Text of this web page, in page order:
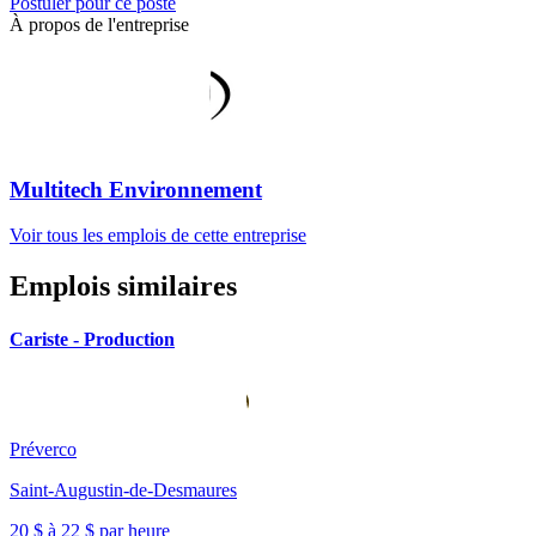
À propos de l'entreprise
Multitech Environnement
Voir tous les emplois de cette entreprise
Emplois similaires
Cariste - Production
Préverco
Saint-Augustin-de-Desmaures
20 $ à 22 $ par heure